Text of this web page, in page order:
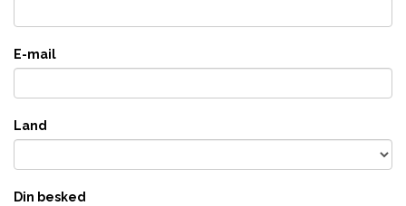
E-mail
Land
Din besked